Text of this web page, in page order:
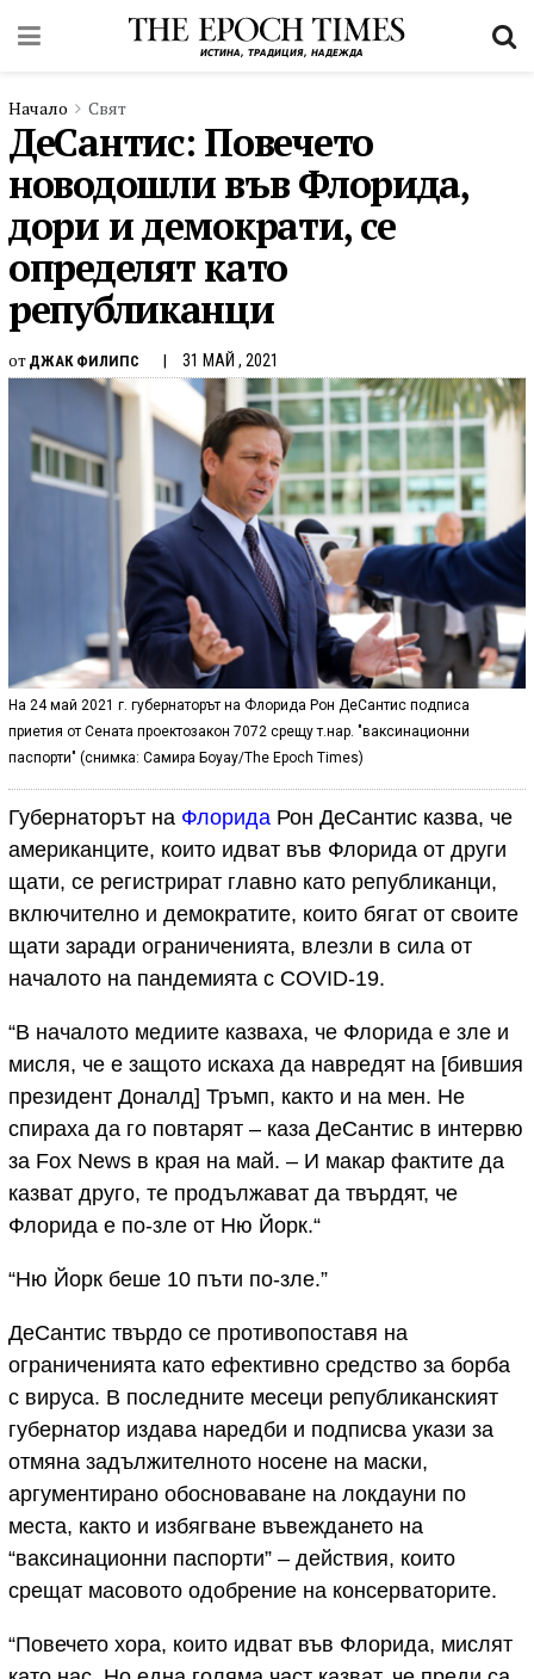
Начало Свят
ДеСантис: Повечето
новодошли във Флорида,
дори и демократи, се
определят като
републиканци
от ДЖАК ФИЛИПС 31 МАЙ , 2021
На 24 май 2021 г. губернаторът на Флорида Рон ДеСантис подписа
приетия от Сената проектозакон 7072 срещу т.нар. "ваксинационни
паспорти" (снимка: Самира Боуау/The Epoch Times)
Губернаторът на Флорида Рон ДеСантис казва, че
американците, които идват във Флорида от други
щати, се регистрират главно като републиканци,
включително и демократите, които бягат от своите
щати заради ограниченията, влезли в сила от
началото на пандемията с COVID-19.
“В началото медиите казваха, че Флорида е зле и
мисля, че е защото искаха да навредят на [бившия
президент Доналд] Тръмп, както и на мен. Не
спираха да го повтарят – каза ДеСантис в интервю
за Fox News в края на май. – И макар фактите да
казват друго, те продължават да твърдят, че
Флорида е по-зле от Ню Йорк.“
“Ню Йорк беше 10 пъти по-зле.”
ДеСантис твърдо се противопоставя на
ограниченията като ефективно средство за борба
с вируса. В последните месеци републиканският
губернатор издава наредби и подписва укази за
отмяна задължителното носене на маски,
аргументирано обосноваване на локдауни по
места, както и избягване въвеждането на
“ваксинационни паспорти” – действия, които
срещат масовото одобрение на консерваторите.
“Повечето хора, които идват във Флорида, мислят